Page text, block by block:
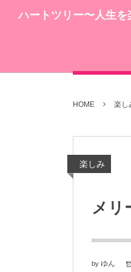
ハートツリー〜人生を
HOME 楽し
楽しみ
メリ
by ゆん